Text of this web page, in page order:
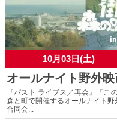
10月03日(土)
オールナイト野外
『パスト ライブス／再会』『こ
森と町で開催するオールナイト野
合同会...